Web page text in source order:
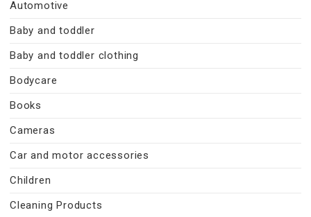
Automotive
Baby and toddler
Baby and toddler clothing
Bodycare
Books
Cameras
Car and motor accessories
Children
Cleaning Products